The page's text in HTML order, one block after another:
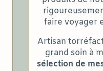
faire voyager
Artisan
grand soin à
sélection de